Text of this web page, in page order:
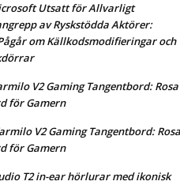
Utsatt för Allvarligt
av Ryskstödda Aktörer:
om Källkodsmodifieringar och
V2 Gaming Tangentbord: Rosa
för Gamern
V2 Gaming Tangentbord: Rosa
för Gamern
T2 in-ear hörlurar med ikonisk